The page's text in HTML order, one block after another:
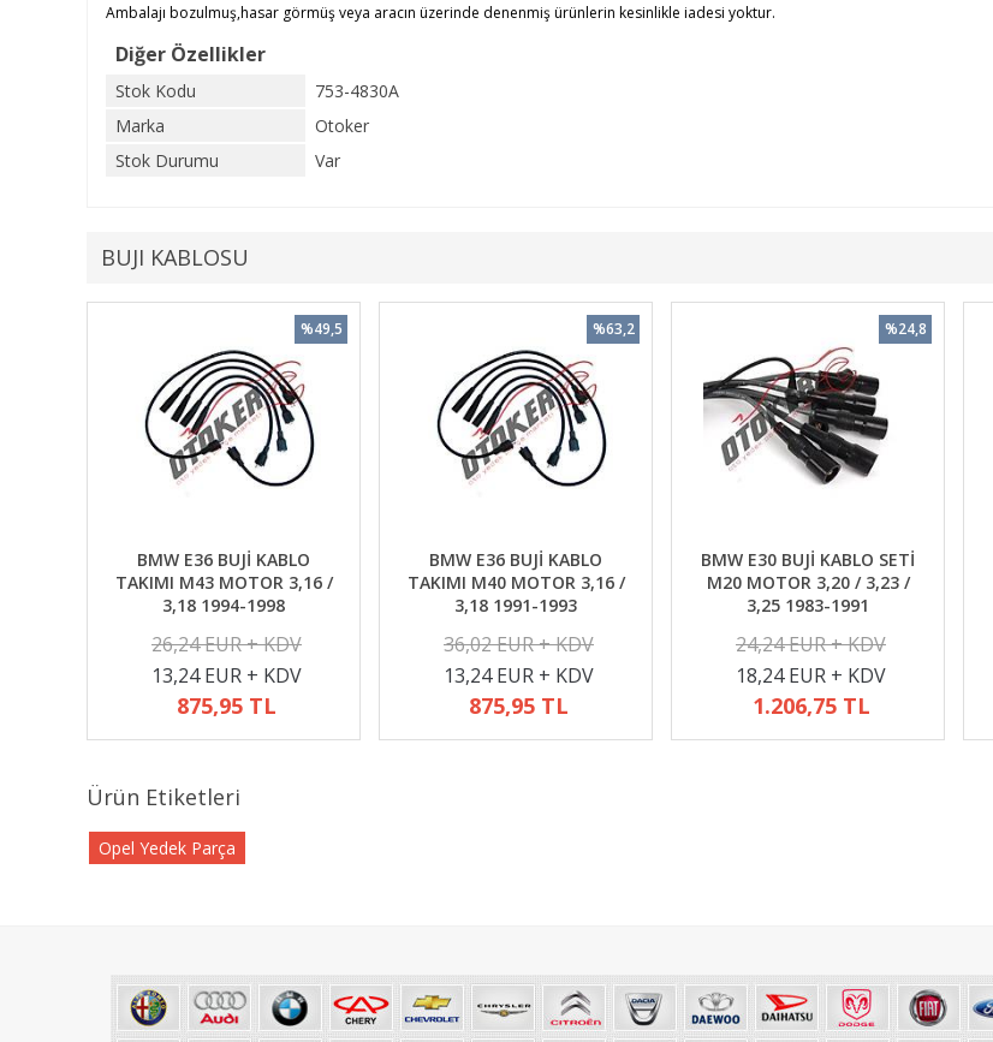
Ambalajı bozulmuş,hasar görmüş veya aracın üzerinde denenmiş ürünlerin kesinlikle iadesi yoktur.
Diğer Özellikler
Stok Kodu
753-4830A
Marka
Otoker
Stok Durumu
Var
BUJI KABLOSU
BMW E36 BUJİ KABLO
TAKIMI M43 MOTOR 3,16 /
3,18 1994-1998
26,24 EUR + KDV
13,24 EUR + KDV
875,95 TL
%49,5
BMW E36 BUJİ KABLO
TAKIMI M40 MOTOR 3,16 /
3,18 1991-1993
36,02 EUR + KDV
13,24 EUR + KDV
875,95 TL
%63,2
BMW E30 BUJİ KABLO SETİ
M20 MOTOR 3,20 / 3,23 /
3,25 1983-1991
24,24 EUR + KDV
18,24 EUR + KDV
1.206,75 TL
%24,8
Ürün Etiketleri
Opel Yedek Parça